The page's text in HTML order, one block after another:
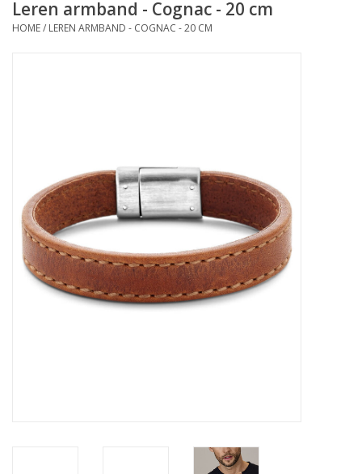
Occasions
Merken
Cadeaukaarten
Leren armband - Cognac - 20 cm
HOME/ LEREN ARMBAND - COGNAC - 20 CM